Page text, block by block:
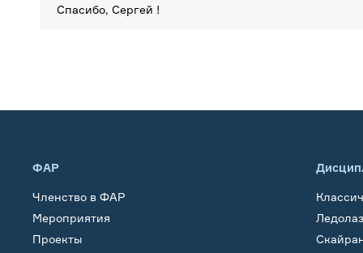
Спасибо, Сергей !
ФАР
Членство в ФАР
Мероприятия
Проекты